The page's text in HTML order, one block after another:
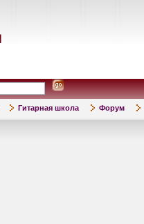
Гитарная школа Форум